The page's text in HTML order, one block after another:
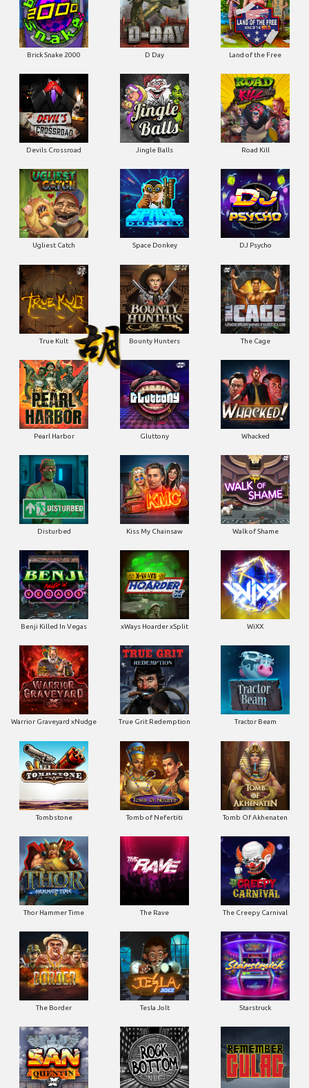
Brick Snake 2000 D Day Land of the Free
Devils Crossroad Jingle Balls Road Kill
Ugliest Catch Space Donkey DJ Psycho
True Kult Bounty Hunters The Cage
Pearl Harbor Gluttony Whacked
Disturbed Kiss My Chainsaw Walk of Shame
Benji Killed In Vegas xWays Hoarder xSplit WiXX
Warrior Graveyard xNudge True Grit Redemption Tractor Beam
Tombstone Tomb of Nefertiti Tomb Of Akhenaten
Thor Hammer Time The Rave The Creepy Carnival
The Border Tesla Jolt Starstruck